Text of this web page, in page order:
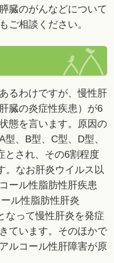
臓のがんなどについて
ご相談ください。
るわけですが、慢性肝
臓の炎症性疾患）が6
態を言います。原因の
、B型、C型、D型、
とされ、その6割程度
。なお肝炎ウイルス以
ール性脂肪性肝疾患
ル性脂肪性肝炎
なって慢性肝炎を発症
ています。そのほかで
ルコール性肝障害が原